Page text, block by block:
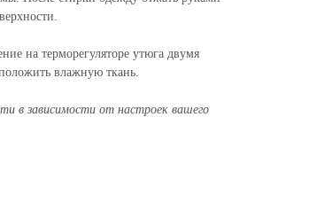
на терморегуляторе утюга двумя
влажную ткань.
в зависимости от настроек вашего